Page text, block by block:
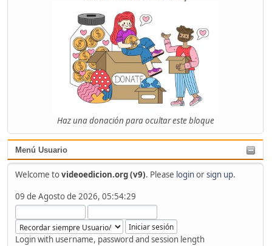
Haz una donación para ocultar este bloque
Menú Usuario
Welcome tovideoedicion.org (v9). Please loginorsign up.
09 de Agosto de 2026, 05:54:29
Login with username, password and session length